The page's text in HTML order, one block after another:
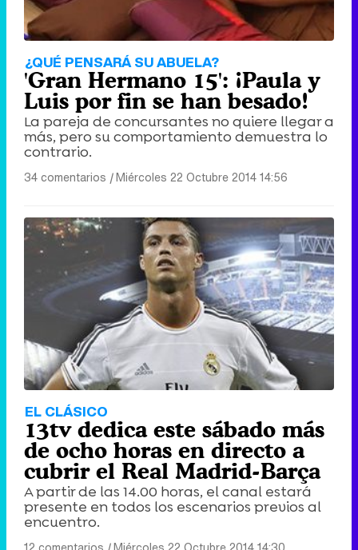
¿QUÉ PENSARÁ SU ABUELA?
'Gran Hermano 15': ¡Paula y
Luis por fin se han besado!
La pareja de concursantes no quiere llegar a
más, pero su comportamiento demuestra lo
contrario.
34 comentarios |Miércoles 22 Octubre 2014 14:56
EL CLÁSICO
13tv dedica este sábado más
de ocho horas en directo a
cubrir el Real Madrid-Barça
A partir de las 14.00 horas, el canal estará
presente en todos los escenarios previos al
encuentro.